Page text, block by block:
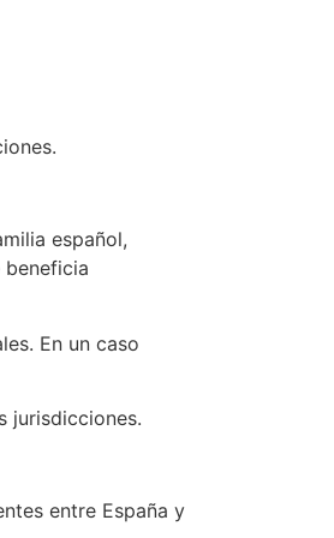
español,
beneficia
En un caso
jurisdicciones.
entre España y